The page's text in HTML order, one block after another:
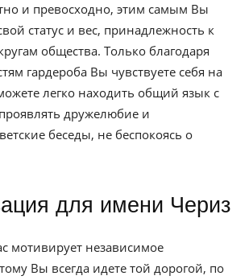
и превосходно, этим самым Вы
статус и вес, принадлежность к
общества. Только благодаря
гардероба Вы чувствуете себя на
легко находить общий язык с
дружелюбие и
беседы, не беспокоясь о
для имени Чериз
мотивирует независимое
Вы всегда идете той дорогой, по